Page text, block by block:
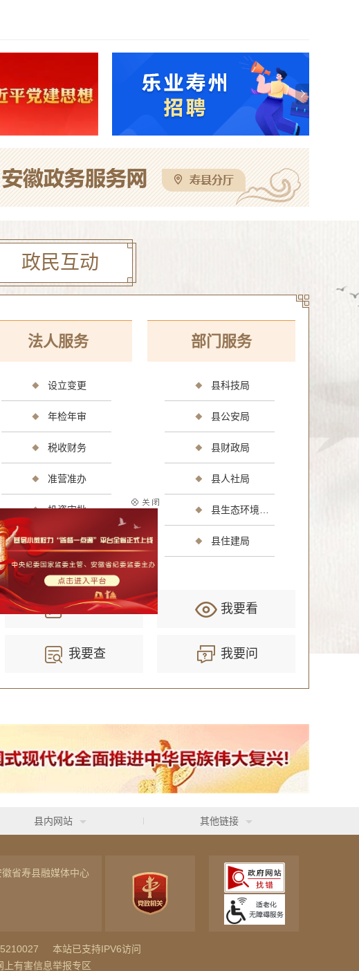
08-05
新桥校区公开招聘教师体检考察公告 08-05
】寿县这些人不戴头盔已被“抓拍”！ 08-04
政民互动
旅游观光 消费维权 司法公证
医疗卫生 社会保障（社会保险、社会救助） 其他
法人服务
设立变更
年检年审
税收财务
准营准办
投资审批
资质认证
部门服务
县科技局
县公安局
县财政局
县人社局
县住建局
我要办 我要看
我要查 我要问
县内网站 其他链接
省寿县融媒体中心
本站已支持IPV6访问
上有害信息举报专区